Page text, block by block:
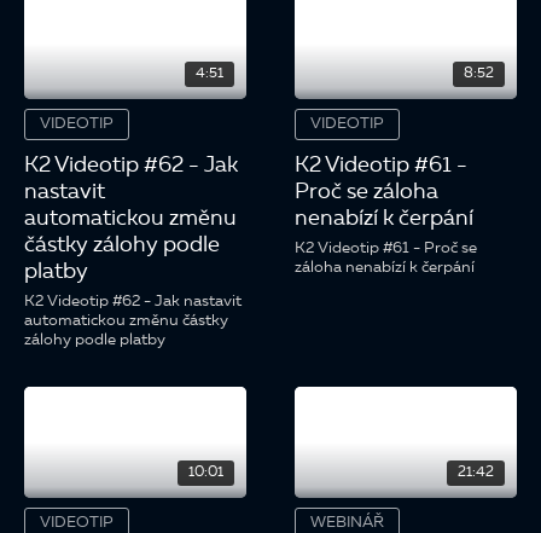
4:51
VIDEOTIP
K2 Videotip #62 - Jak
nastavit
automatickou změnu
částky zálohy podle
platby
K2 Videotip #62 - Jak nastavit
automatickou změnu částky
zálohy podle platby
8:52
VIDEOTIP
K2 Videotip #61 -
Proč se záloha
nenabízí k čerpání
K2 Videotip #61 - Proč se
záloha nenabízí k čerpání
10:01
VIDEOTIP
21:42
WEBINÁŘ